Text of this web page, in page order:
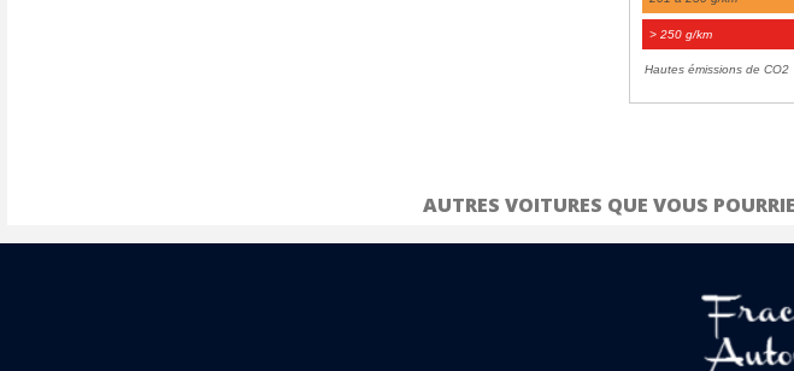
> 250 g/km
Hautes émissions de CO2
AUTRES VOITURES QUE VOUS